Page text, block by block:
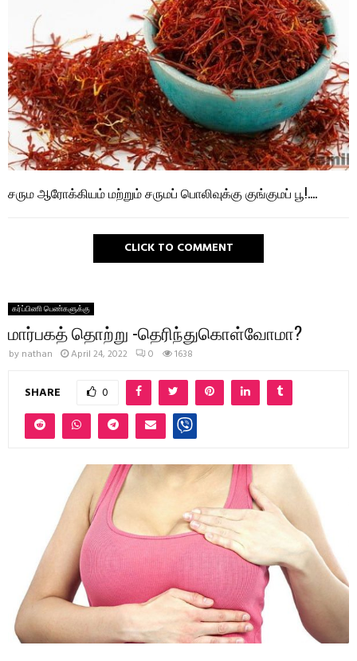
சரும ஆரோக்கியம் மற்றும் சருமப் பொலிவுக்கு குங்குமப் பூ!….
CLICK TO COMMENT
கர்ப்பிணி பெண்களுக்கு
மார்பகத் தொற்று -தெரிந்துகொள்வோமா?
by nathan April 24, 2022 0 1638
SHARE 0